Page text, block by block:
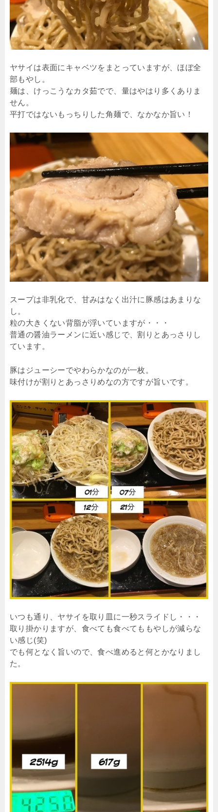
ヤサイは表面にキャベツをまとっていますが、ほぼ全
部もやし。
麺は、けっこうなカタ茹でで、量はやはり多くありま
せん。
平打ではないもっちりした角麺で、なかなか旨い！
スープは非乳化で、甘みはなく出汁に豚感はあまりな
し。
粒の大きくない背脂が浮いていますが・・・
普通の醤油ラーメンに近い感じで、割りとあっさりし
ています。
豚はジューシーでやわらかなのが一枚。
味付けが割りとあっさりめなの方ですが旨いです。
いつも通り、ヤサイを取り皿に一秒スライドし・・・
取り掛かりますが、食べても食べてももやしが減らな
い感じ(笑)
でも何となく旨いので、食べ進めると何とかなりまし
た。